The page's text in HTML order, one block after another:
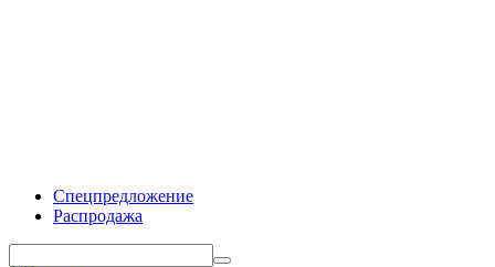
Спецпредложение
Распродажа